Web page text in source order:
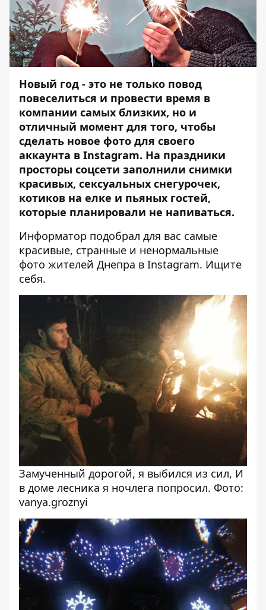
Новый год - это не только повод
повеселиться и провести время в
компании самых близких, но и
отличный момент для того, чтобы
сделать новое фото для своего
аккаунта в Instagram. На праздники
просторы соцсети заполнили снимки
красивых, сексуальных снегурочек,
котиков на елке и пьяных гостей,
которые планировали не напиваться.
Информатор подобрал для вас самые
красивые, странные и ненормальные
фото жителей Днепра в Instagram. Ищите
себя.
Замученный дорогой, я выбился из сил, И
в доме лесника я ночлега попросил. Фото:
vanya.groznyi